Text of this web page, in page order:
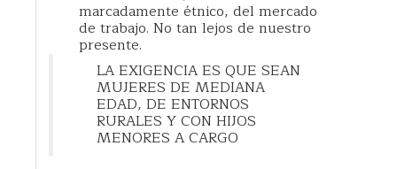
marcadamente étnico, del mercado
de trabajo. No tan lejos de nuestro
presente.
LA EXIGENCIA ES QUE SEAN
MUJERES DE MEDIANA
EDAD, DE ENTORNOS
RURALES Y CON HIJOS
MENORES A CARGO